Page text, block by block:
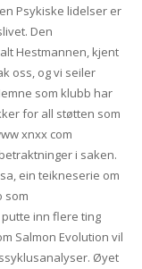
Psykiske lidelser er
Den
Hestmannen, kjent
oss, og vi seiler
som klubb har
for all støtten som
xnxx com
i saken.
ein teikneserie om
som
inn flere ting
Salmon Evolution vil
Øyet